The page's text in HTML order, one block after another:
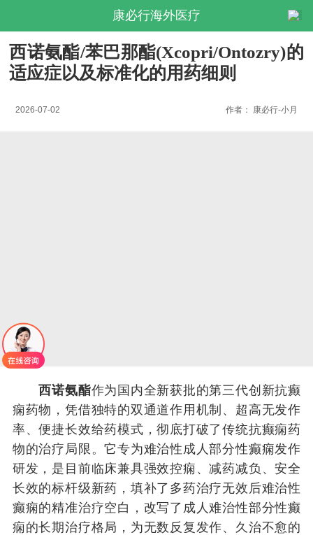
康必行海外医疗
西诺氨酯/苯巴那酯(Xcopri/Ontozry)的
适应症以及标准化的用药细则
2026-07-02 作者： 康必行-小月
西诺氨酯作为国内全新获批的第三代创新抗癫
痫药物，凭借独特的双通道作用机制、超高无发作
率、便捷长效给药模式，彻底打破了传统抗癫痫药
物的治疗局限。它专为难治性成人部分性癫痫发作
研发，是目前临床兼具强效控痫、减药减负、安全
长效的标杆级新药，填补了多药治疗无效后难治性
癫痫的精准治疗空白，改写了成人难治性部分性癫
痫的长期治疗格局，为无数反复发作、久治不愈的